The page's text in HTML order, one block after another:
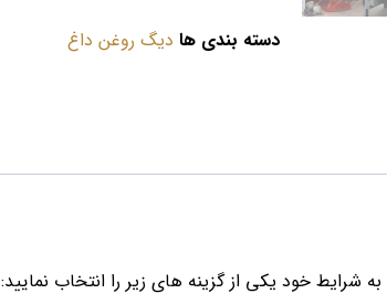
دسته بندی ها دیگ روغن داغ
شرایط خود یکی از گزینه های زیر را انتخاب نمایید: